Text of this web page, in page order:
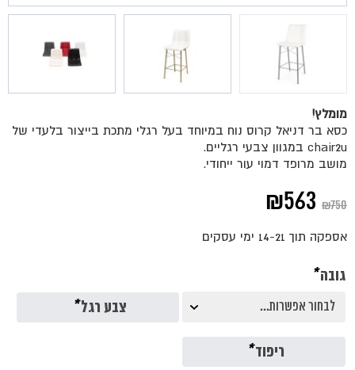
מומלץ!
כסא בר דניאל קרוס נוח במיוחד בעל רגלי מתכת בייצור בלעדי של
chair2u במגוון צבעי רגליים.
מושב מרופד דמוי עור ייחודי.
₪750
המחיר
המקורי
₪563
הנוכחי
אספקה תוך 14-21 ימי עסקים
גובה*
צבע רגל*
ריפוד*